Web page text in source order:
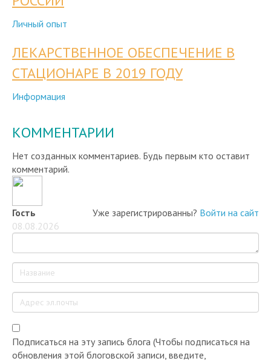
Личный опыт
ЛЕКАРСТВЕННОЕ ОБЕСПЕЧЕНИЕ В
СТАЦИОНАРЕ В 2019 ГОДУ
Информация
КОММЕНТАРИИ
Нет созданных комментариев. Будь первым кто оставит
комментарий.
Уже зарегистрированны? Войти на сайт
Гость
08.08.2026
Подписаться на эту запись блога (Чтобы подписаться на
обновления этой блоговской записи, введите,